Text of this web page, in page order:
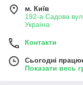
м. Київ
192-а Садова
Україна
Контакти
Сьогодні
Показати весь